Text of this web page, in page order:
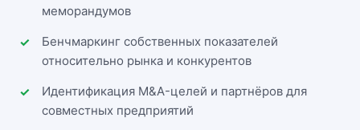
меморандумов
Бенчмаркинг собственных показателей
относительно рынка и конкурентов
Идентификация M&A-целей и партнёров для
совместных предприятий